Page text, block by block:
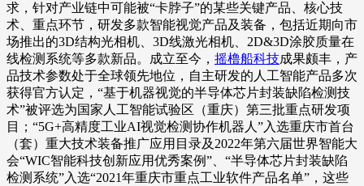
求，针对产业链中可能被“卡脖子”的某些关键产品、核心技
术、重点环节，研发多款智能视觉产品及装备，包括近期向市
场推出的3D结构光相机、3D线激光相机、2D&3D涂胶质量在
线检测系统等多款新品。成立至今， 摇橹船科技成果颇丰，产
品技术参数处于全球领先地位，自主研发的人工智能产品多次
获得官方认定，“基于机器视觉的半导体芯片封装缺陷检测技
术”被评选为国家人工智能试验区（重庆）第三批重点研发项
目；“5G+高精度工业AI视觉检测协作机器人”入选重庆市首台
（套）重大技术装备推广应用目录及2022年第六届世界智能大
会“WIC智能科技创新应用优秀案例”、“半导体芯片封装缺陷
检测系统”入选“2021年重庆市重点工业软件产品名单”，这些